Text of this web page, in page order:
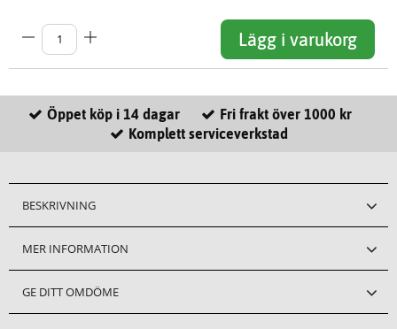
Lägg i varukorg
Öppet köp i 14 dagar
Fri frakt över 1000 kr
Komplett serviceverkstad
BESKRIVNING
MER INFORMATION
GE DITT OMDÖME